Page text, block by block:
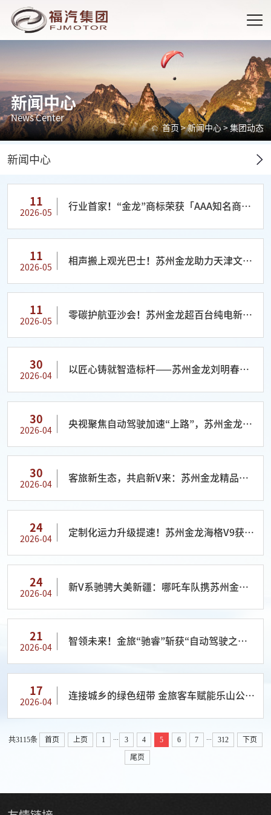
新闻中心
News Center
首页 >新闻中心>集团动态
新闻中心
11
2026-05
行业首家！“金龙”商标荣获「AAA知名商标
11
2026-05
相声搬上观光巴士！苏州金龙助力天津文旅
11
2026-05
零碳护航亚沙会！苏州金龙超百台纯电新V
30
2026-04
以匠心铸就智造标杆——苏州金龙刘明春荣
30
2026-04
央视聚焦自动驾驶加速“上路”，苏州金龙领
30
2026-04
客旅新生态，共启新V来：苏州金龙精品战
24
2026-04
定制化运力升级提速！苏州金龙海格V9获洛
24
2026-04
新V系驰骋大美新疆：哪吒车队携苏州金龙
21
2026-04
智领未来！金旅“驰睿”斩获“自动驾驶之星”
17
2026-04
连接城乡的绿色纽带 金旅客车赋能乐山公交
共3115条 首页 上页 1 ... 3 4 5 6 7 ... 312 下页
尾页